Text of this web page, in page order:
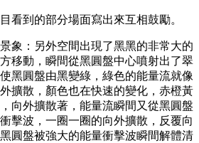
看到的部分場面寫出來互相鼓勵。
象：另外空間出現了黑黑的非常大的
移動，瞬間從黑圓盤中心噴射出了翠
黑圓盤由黑變綠，綠色的能量流就像
擴散，顏色也在快速的變化，赤橙黃
向外擴散著，能量流瞬間又從黑圓盤
擊波，一圈一圈的向外擴散，反覆向
圓盤被強大的能量衝擊波瞬間解體清